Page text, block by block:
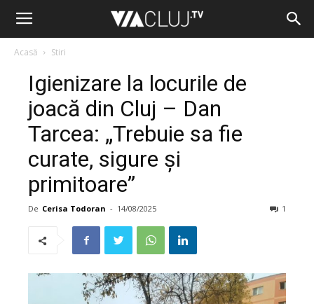
Acasă Stiri
Igienizare la locurile de
joacă din Cluj – Dan
Tarcea: „Trebuie sa fie
curate, sigure și
primitoare”
De Cerisa Todoran - 14/08/2025 1